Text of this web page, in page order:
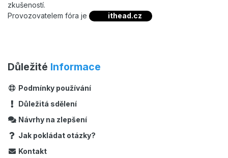
zkušeností.
Provozovatelem fóra je
ithead.cz
Důležité Informace
Podmínky používání
Důležitá sdělení
Návrhy na zlepšení
Jak pokládat otázky?
Kontakt